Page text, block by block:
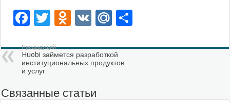
Facebook
Twitter
Odnoklassniki
VK Mail.Ru
Предыдущий
Huobi займется разработкой
институциональных продуктов
и услуг
Связанные статьи